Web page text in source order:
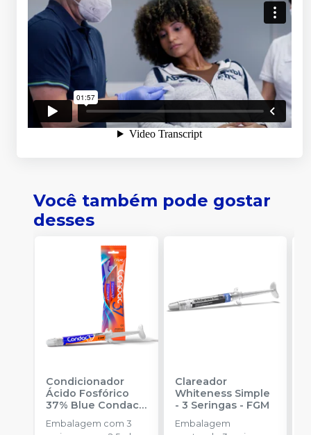
Você também pode gostar
desses
Condicionador
Ácido Fosfórico
37% Blue Condac-
FGM
Embalagem com 3
Clareador
Whiteness Simple
- 3 Seringas- FGM
Embalagem